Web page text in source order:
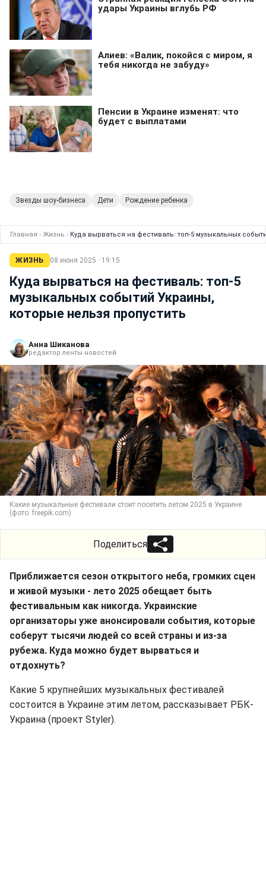
Звезды шоу-бизнеса Дети Рождение ребенка
Главная › Жизнь › Куда вырваться на фестиваль: топ-5 музыкальных
ЖИЗНЬ 08 июня 2025 · 19:15
Куда вырваться на фестиваль: топ-5
музыкальных событий Украины,
которые нельзя пропустить
Анна Шиканова
редактор ленты новостей
Какие музыкальные фестивали стоит посетить летом 2025 в Украине
(фото: freepik.com)
Поделиться
Приближается сезон открытого неба, громких сцен
и живой музыки - лето 2025 обещает быть
фестивальным как никогда. Украинские
организаторы уже анонсировали события, которые
соберут тысячи людей со всей страны и из-за
рубежа. Куда можно будет вырваться и
отдохнуть?
Какие 5 крупнейших музыкальных фестивалей
состоится в Украине этим летом, рассказывает РБК-
Украина (проект Styler).